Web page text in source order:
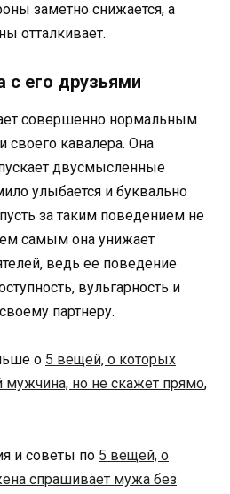
заметно снижается, а
отталкивает.
с его друзьями
совершенно нормальным
своего кавалера. Она
двусмысленные
улыбается и буквально
за таким поведением не
самым она унижает
ведь ее поведение
вульгарность и
партнеру.
о 5 вещей, о которых
но не скажет прямо,
и советы по 5 вещей, о
спрашивает мужа без